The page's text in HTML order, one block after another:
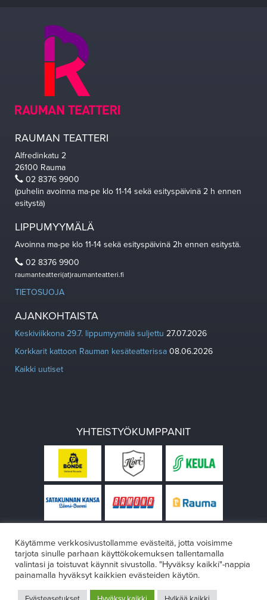
RAUMAN TEATTERI
Alfredinkatu 2
26100 Rauma
02 8376 9900
(puhelin avoinna ma-pe klo 11-14 sekä esityspäivinä 2 h ennen
esitystä)
LIPPUMYYMÄLÄ
Avoinna ma-pe klo 11-14 sekä esityspäivinä 2h ennen esitystä.
02 8376 9900
raumanteatteri(at)raumanteatteri.fi
TIETOSUOJA
AJANKOHTAISTA
Keskiviikkona 29.7. lippumyymälä suljettu 27.07.2026
Korkkarit kattoon Rauman kesäteatterissa 08.06.2026
Kaikki uutiset
YHTEISTYÖKUMPPANIT
Käytämme verkkosivustollamme evästeitä, jotta voisimme
tarjota sinulle parhaan käyttökokemuksen tallentamalla
valintasi ja toistuvat käynnit sivustolla. "Hyväksy kaikki"-nappia
painamalla hyväksyt kaikkien evästeiden käytön.